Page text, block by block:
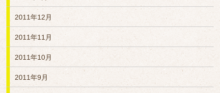
2011年12月
2011年11月
2011年10月
2011年9月